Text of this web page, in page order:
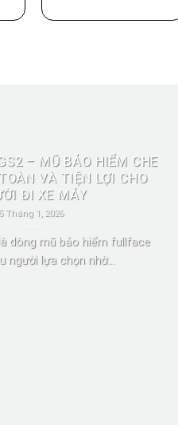
– MŨ BẢO HIỂM CHE
VÀ TIỆN LỢI CHO
ĐI XE MÁY
5 Tháng 1, 2026
dòng mũ bảo hiểm fullface
người lựa chọn nhờ...